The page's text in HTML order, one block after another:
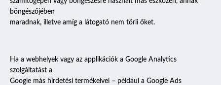
böngészőjében
maradnak, illetve amíg a látogató nem törli őket.
Ha a webhelyek vagy az applikációk a Google Analytics
szolgáltatást a
Google más hirdetési termékeivel – például a Google Ads